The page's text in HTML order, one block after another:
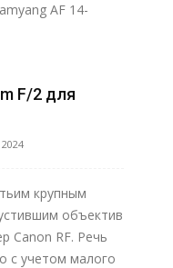
AF 14-
F/2 для
крупным
объектив
Canon RF. Речь
с учетом малого